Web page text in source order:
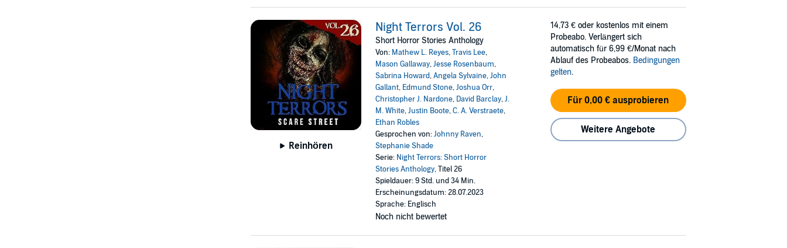
Reinhören
Night Terrors Vol. 26
Short Horror Stories Anthology
Von: Mathew L. Reyes,Travis Lee,
Mason Gallaway,Jesse Rosenbaum,
Sabrina Howard,Angela Sylvaine,John
Gallant, Edmund Stone,Joshua Orr,
Christopher J. Nardone, David Barclay,J.
M. White,Justin Boote,C. A. Verstraete,
Ethan Robles
Gesprochen von:Johnny Raven,
Stephanie Shade
Serie: Night Terrors: Short Horror
Stories Anthology, Titel 26
Spieldauer: 9 Std. und 34 Min.
Erscheinungsdatum: 28.07.2023
Sprache: Englisch
Noch nicht bewertet
14,73 € oder kostenlos mit einem
Probeabo. Verlängert sich
automatisch für 6,99 €/Monat nach
Ablauf des Probeabos. Bedingungen
gelten.
Für 0,00 € ausprobieren
Weitere Angebote